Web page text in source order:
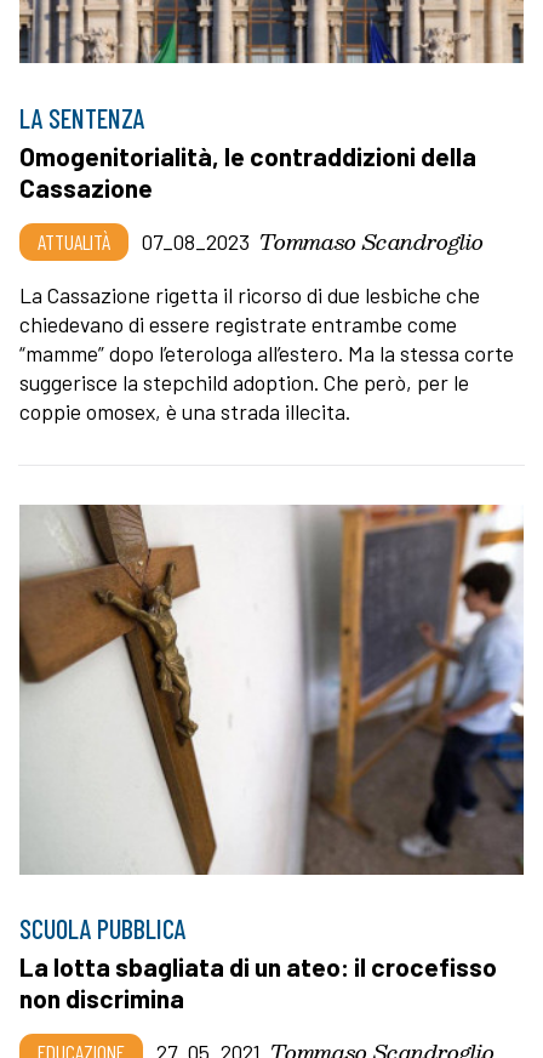
LA SENTENZA
Omogenitorialità, le contraddizioni della
Cassazione
ATTUALITÀ 07_08_2023 Tommaso Scandroglio
La Cassazione rigetta il ricorso di due lesbiche che
chiedevano di essere registrate entrambe come
“mamme” dopo l’eterologa all’estero. Ma la stessa corte
suggerisce la stepchild adoption. Che però, per le
coppie omosex, è una strada illecita.
SCUOLA PUBBLICA
La lotta sbagliata di un ateo: il crocefisso
non discrimina
EDUCAZIONE 27_05_2021